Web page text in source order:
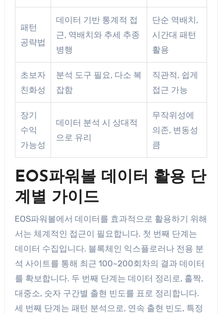
패턴
공략법
데이터 기반 통계적 접
근, 역배치와 추세 추종
병행
단순 역배치,
시간대 패턴
활용
초보자
친화성
분석 도구 필요, 다소 복
잡함
직관적, 쉽게
접근 가능
장기
수익
가능성
데이터 분석 시 상대적
으로 유리
무작위성에
의존, 변동성
큼
EOS파워볼 데이터 활용 단
계별 가이드
EOS파워볼에서 데이터를 효과적으로 활용하기 위해
서는 체계적인 접근이 필요합니다. 첫 번째 단계는
데이터 수집입니다. 블록체인 익스플로러나 전용 분
석 사이트를 통해 최근 100~200회차의 결과 데이터
를 확보합니다. 두 번째 단계는 데이터 정리로, 홀짝,
대중소, 숫자 구간별 출현 빈도를 표로 정리합니다.
세 번째 단계는 패턴 분석으로, 연속 출현 빈도, 특정